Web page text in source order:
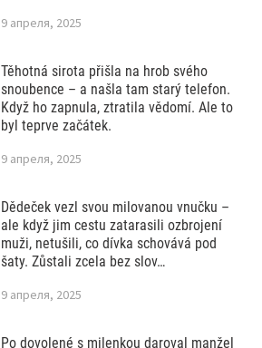
9 апреля, 2025
Těhotná sirota přišla na hrob svého
snoubence – a našla tam starý telefon.
Když ho zapnula, ztratila vědomí. Ale to
byl teprve začátek.
9 апреля, 2025
Dědeček vezl svou milovanou vnučku –
ale když jim cestu zatarasili ozbrojení
muži, netušili, co dívka schovává pod
šaty. Zůstali zcela bez slov…
9 апреля, 2025
Po dovolené s milenkou daroval manžel